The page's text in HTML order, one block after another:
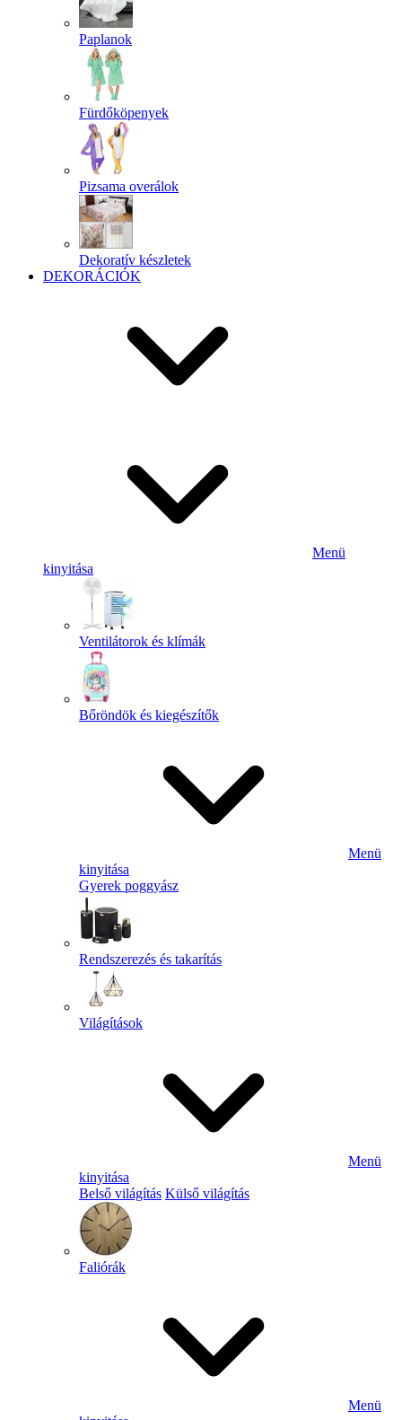
Paplanok
Fürdőköpenyek
Pizsama overálok
Dekoratív készletek
DEKORÁCIÓK
Menü
kinyitása
Ventilátorok és klímák
Bőröndök és kiegészítők
Menü
kinyitása
Gyerek poggyász
Rendszerezés és takarítás
Világítások
Menü
kinyitása
Belső világítás Külső világítás
Faliórák
Menü